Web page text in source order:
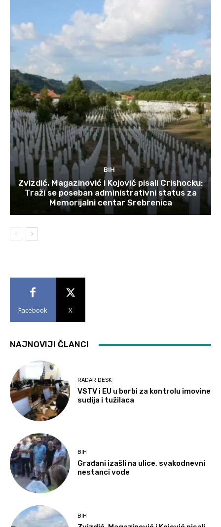
BIH
Zvizdić, Magazinović i Kojović pisali Crishocku:
Traži se poseban administrativni status za
Memorijalni centar Srebrenica
Facebook X
NAJNOVIJI ČLANCI
RADAR DESK
VSTV i EU u borbi za kontrolu imovine
sudija i tužilaca
BIH
Građani izašli na ulice, svakodnevni
nestanci vode
BIH